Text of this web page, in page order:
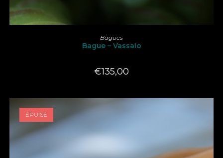
LIRE LA SUITE
Bagues
Bague – Vassaio
€135,00
ÉPUISÉ